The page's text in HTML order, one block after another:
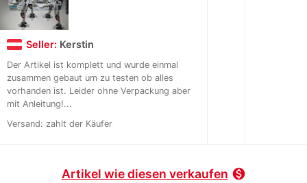
Seller: Kerstin
Der Artikel ist komplett und wurde einmal
zusammen gebaut um zu testen ob alles
vorhanden ist. Leider ohne Verpackung aber
mit Anleitung!...
Versand: zahlt der Käufer
Artikel wie diesen verkaufen monetization_on